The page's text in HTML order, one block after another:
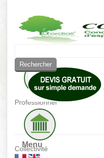
Professionnel
Collectivité
Menu